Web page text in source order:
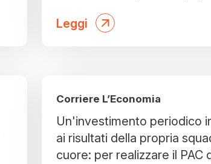
Leggi
Corriere L’Economia
Un'investimento periodico
ai risultati della propria
cuore: per realizzare il PAC